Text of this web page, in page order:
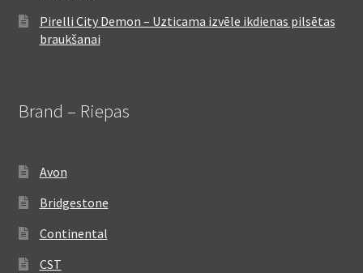
Pirelli City Demon – Uzticama izvēle ikdienas pilsētas
braukšanai
Brand – Riepas
Avon
Bridgestone
Continental
CST